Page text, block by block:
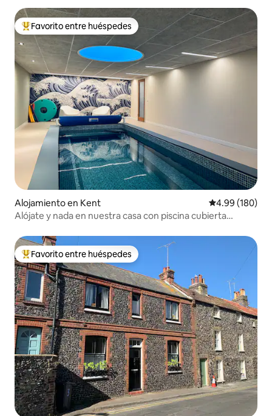
Favorito entre huéspedes preferido
Favorito entre huéspedes
Alojamiento en Kent Calificación
4.99 (180)
Alójate y nada en nuestra casa con piscina cubierta
Favorito entre huéspedes preferido
Favorito entre huéspedes